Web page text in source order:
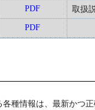
PDF 取扱
PDF
種情報は、最新かつ